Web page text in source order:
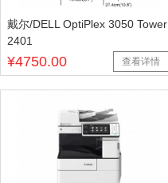
戴尔/DELL OptiPlex 3050 Tower
2401
¥4750.00 查看详情